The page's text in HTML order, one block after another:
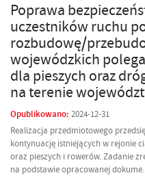
Poprawa
uczestników ruchu
rozbudowę/
wojewódzkich
dla pieszych oraz
na terenie
Opublikowano: 2024-12-31
Realizacja przedmiotowego
kontynuację istniejących w rejonie
oraz pieszych i rowerów. Zadanie
na podstawie opracowanej